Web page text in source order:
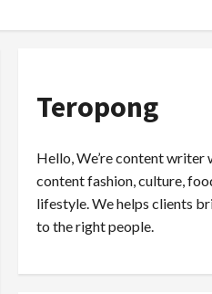
Teropong
Hello, We’re content writer
content fashion, culture,
lifestyle. We helps clients
to the right people.